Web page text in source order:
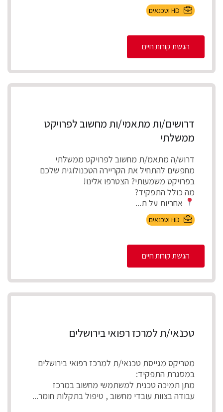
HD וטכנאים
הגשת קורות חיים
דרושים/ות מתאמי/ות מחשוב לפרויקט
ממשלתי
דרוש/ה מתאמ/ת מחשוב לפרויקט ממשלתי
מחפשים להתחיל את הקריירה הטכנולוגית שלכם
בפרויקט משמעותי? הצטרפו אלינו!
מה כולל התפקיד?
אחריות על ת...
HD וטכנאים
הגשת קורות חיים
טכנאי/ת למרכז רפואי בירושלים
מטריקס מגייסת טכנאי/ת למרכז רפואי בירושלים
במסגרת התפקיד:
מתן תמיכה טכנית למשתמשי מחשוב במרכז
עבודה בצוות עובדי מחשוב , טיפול בתקלות חומר...